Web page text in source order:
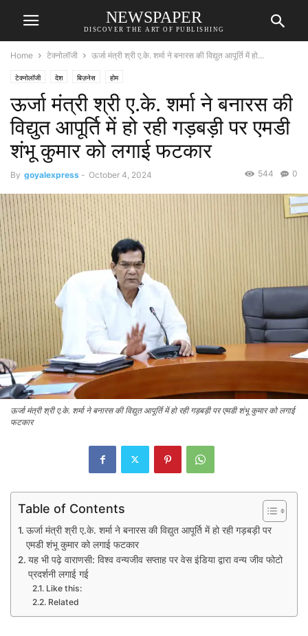
NEWSPAPER
DISCOVER THE ART OF PUBLISHING
Home टेक्नोलॉजी ऊर्जा मंत्री श्री ए.के. शर्मा ने बनारस की विद्युत आपूर्ति में हो...
टेक्नोलॉजी देश बिज़नेस होम
ऊर्जा मंत्री श्री ए.के. शर्मा ने बनारस की
विद्युत आपूर्ति में हो रही गड़बड़ी पर एमडी
शंभू कुमार को लगाई फटकार
By goyalexpress - October 4, 2024 0
544
ऊर्जा मंत्री श्री ए.के. शर्मा ने बनारस की विद्युत आपूर्ति में हो रही गड़बड़ी पर एमडी शंभू कुमार को लगाई
फटकार
Table of Contents
ऊर्जा मंत्री श्री ए.के. शर्मा ने बनारस की विद्युत आपूर्ति में हो रही गड़बड़ी पर
एमडी शंभू कुमार को लगाई फटकार
यह भी पढ़े वाराणसी: विश्व वन्यजीव सप्ताह पर वेस इंडिया द्वारा वन्य जीव फोटो
प्रदर्शनी लगाई गई
Like this:
Related